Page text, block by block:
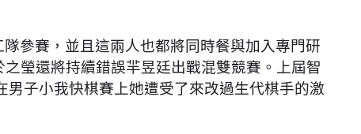
參賽，並且這兩人也都將同時餐與加入專門研
瑩還將持續錯誤羋昱廷出戰混雙競賽。上屆智
子小我快棋賽上她遭受了來改過生代棋手的激